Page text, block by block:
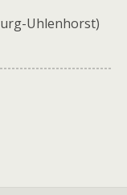
Uhlenhorst)